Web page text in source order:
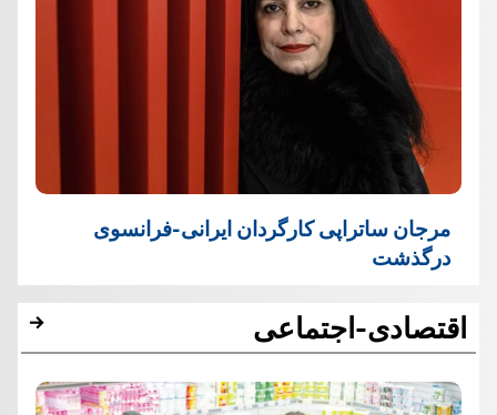
مرجان ساتراپی کارگردان ایرانی-فرانسوی
درگذشت
اقتصادی-اجتماعی